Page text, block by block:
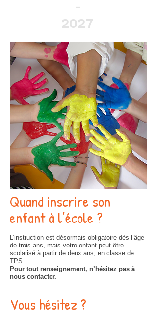
-
2027
Cliquez ici !
Quand inscrire son
enfant à l’école ?
L’instruction est désormais obligatoire dès l’âge
de trois ans, mais votre enfant peut être
scolarisé à partir de deux ans, en classe de
TPS.
Pour tout renseignement, n’hésitez pas à
nous contacter.
Vous hésitez ?